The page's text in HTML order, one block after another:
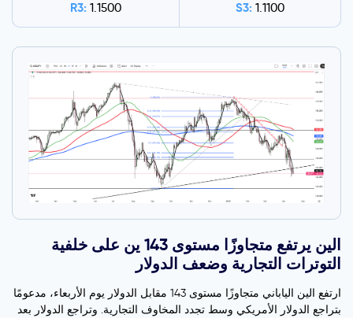
R3: 1.1500 S3: 1.1100
الين يرتفع متجاوزًا مستوى 143 ين على خلفية
التوترات التجارية وضعف الدولار
ارتفع الين الياباني متجاوزًا مستوى 143 مقابل الدولار يوم الأربعاء، مدعومًا
بتراجع الدولار الأمريكي وسط تجدد المخاوف التجارية. وتراجع الدولار بعد